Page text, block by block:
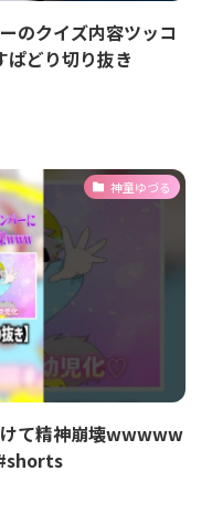
のクイズ内容ツッコ
どり切り抜き
神童ゆづる
けて精神崩壊wwwww